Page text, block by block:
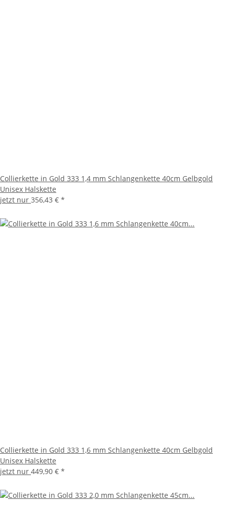
Collierkette in Gold 333 1,4 mm Schlangenkette 40cm Gelbgold
Unisex Halskette
jetzt nur 356,43 € *
Collierkette in Gold 333 1,6 mm Schlangenkette 40cm Gelbgold
Unisex Halskette
jetzt nur 449,90 € *